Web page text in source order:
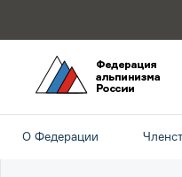
О Федерации